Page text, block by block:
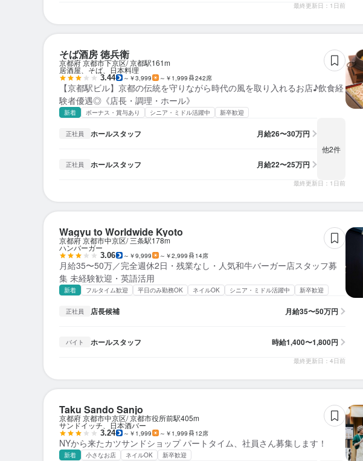
最終更新日：1日前
そば酒房 徳兵衛
京都府 京都市下京区 京都駅161m
居酒屋、そば、日本料理
3.44 ～￥3,999 ～￥1,999 242席
【京都駅ビル】京都の伝統を守りながら時代の風を取り入れるお店♪飲食経
験者優遇◎《店長・調理・ホール》
新着 ボーナス・賞与あり シニア・ミドル活躍中 新卒歓迎
正社員 ホールスタッフ 月給26〜30万円
正社員 ホールスタッフ 月給22〜25万円
他2件
最終更新日：1日前
Wagyu to Worldwide Kyoto
京都府 京都市中京区 三条駅178m
ハンバーガー
3.06 ～￥9,999 ～￥2,999 14席
月給35〜50万／完全週休2日・残業なし・人気和牛バーガー店スタッフ募
集 未経験歓迎・英語活用
新着 フルタイム歓迎 平日のみ勤務OK ネイルOK シニア・ミドル活躍中 新卒歓迎
正社員 店長候補 月給35〜50万円
バイト ホールスタッフ 時給1,400〜1,800円
最終更新日：4日前
Taku Sando Sanjo
京都府 京都市中京区 京都市役所前駅405m
サンドイッチ、日本酒バー
3.24 ～￥1,999 ～￥1,999 12席
NYから来たカツサンドショップ パートタイム、社員さん募集します！
新着 小さなお店 ネイルOK 新卒歓迎